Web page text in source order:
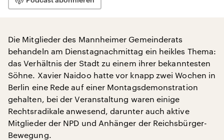
Die Mitglieder des Mannheimer Gemeinderats
behandeln am Dienstagnachmittag ein heikles Thema:
das Verhältnis der Stadt zu einem ihrer bekanntesten
Söhne. Xavier Naidoo hatte vor knapp zwei Wochen in
Berlin eine Rede auf einer Montagsdemonstration
gehalten, bei der Veranstaltung waren einige
Rechtsradikale anwesend, darunter auch aktive
Mitglieder der NPD und Anhänger der Reichsbürger-
Bewegung.